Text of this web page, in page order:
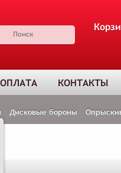
КОНТАКТЫ
Дисковые бороны